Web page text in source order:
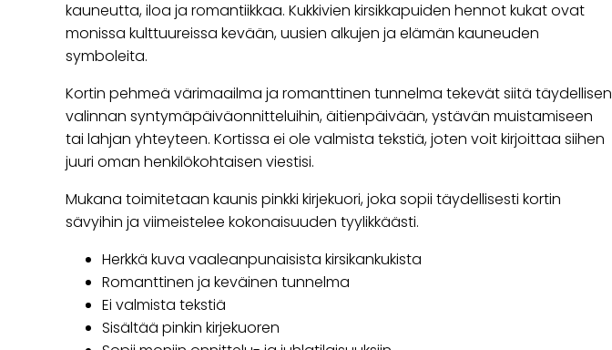
kauneutta, iloa ja romantiikkaa. Kukkivien kirsikkapuiden hennot kukat ovat
monissa kulttuureissa kevään, uusien alkujen ja elämän kauneuden
symboleita.
Kortin pehmeä värimaailma ja romanttinen tunnelma tekevät siitä täydellisen
valinnan syntymäpäiväonnitteluihin, äitienpäivään, ystävän muistamiseen
tai lahjan yhteyteen. Kortissa ei ole valmista tekstiä, joten voit kirjoittaa siihen
juuri oman henkilökohtaisen viestisi.
Mukana toimitetaan kaunis pinkki kirjekuori, joka sopii täydellisesti kortin
sävyihin ja viimeistelee kokonaisuuden tyylikkäästi.
Herkkä kuva vaaleanpunaisista kirsikankukista
Romanttinen ja keväinen tunnelma
Ei valmista tekstiä
Sisältää pinkin kirjekuoren